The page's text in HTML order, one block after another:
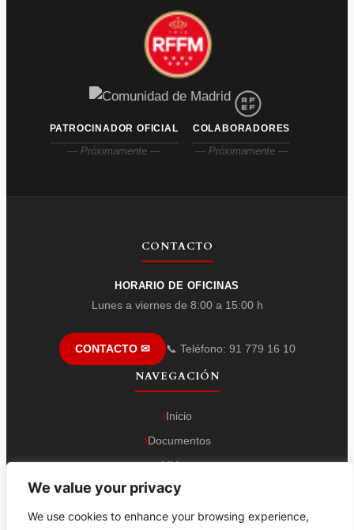
We value your privacy
We use cookies to enhance your browsing experience,
PATROCINADOR OFICIAL
— Próximamente —
COLABORADORES
— Próximamente —
CONTACTO
HORARIO DE OFICINAS
Lunes a viernes de 8:00 a 15:00 h
CONTACTO ✉ 📞 Teléfono: 91 779 16 10
NAVEGACIÓN
Inicio
Documentos
Vídeos
Contacto